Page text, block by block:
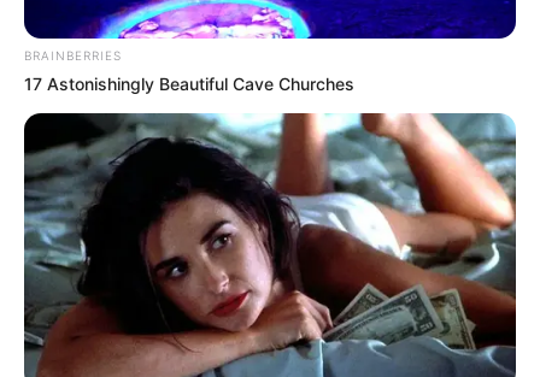
BRAINBERRIES
17 Astonishingly Beautiful Cave Churches